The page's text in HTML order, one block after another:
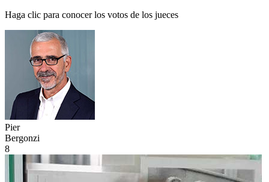
Haga clic para conocer los votos de los jueces
Pier
Bergonzi
8